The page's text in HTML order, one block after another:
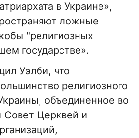
в Украине»,
ложные
"религиозных
государстве».
Уэлби, что
религиозного
объединенное во
Совет Церквей и